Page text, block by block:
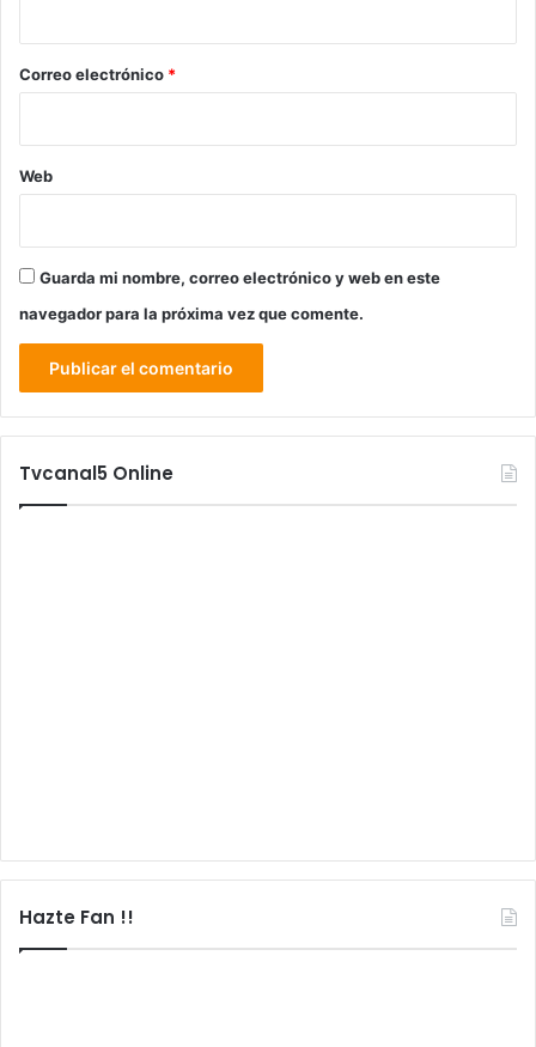
*
Correo electrónico *
Web
Guarda mi nombre, correo electrónico y web en este
navegador para la próxima vez que comente.
Tvcanal5 Online
Hazte Fan !!